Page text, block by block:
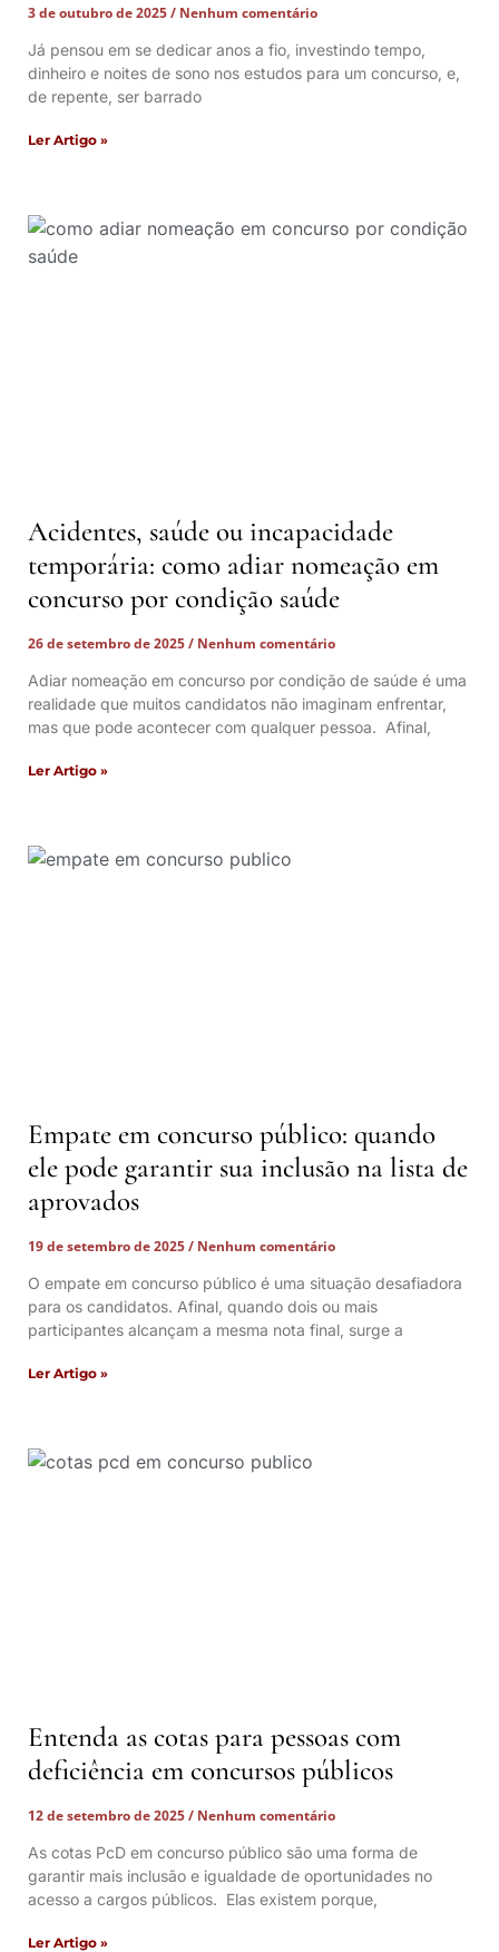
3 de outubro de 2025
Nenhum comentário
Já pensou em se dedicar anos a fio, investindo tempo,
dinheiro e noites de sono nos estudos para um concurso, e,
de repente, ser barrado
Ler Artigo »
Acidentes, saúde ou incapacidade
temporária: como adiar nomeação em
concurso por condição saúde
26 de setembro de 2025
Nenhum comentário
Adiar nomeação em concurso por condição de saúde é uma
realidade que muitos candidatos não imaginam enfrentar,
mas que pode acontecer com qualquer pessoa. Afinal,
Ler Artigo »
Empate em concurso público: quando
ele pode garantir sua inclusão na lista de
aprovados
19 de setembro de 2025
Nenhum comentário
O empate em concurso público é uma situação desafiadora
para os candidatos. Afinal, quando dois ou mais
participantes alcançam a mesma nota final, surge a
Ler Artigo »
Entenda as cotas para pessoas com
deficiência em concursos públicos
12 de setembro de 2025
Nenhum comentário
As cotas PcD em concurso público são uma forma de
garantir mais inclusão e igualdade de oportunidades no
acesso a cargos públicos. Elas existem porque,
Ler Artigo »